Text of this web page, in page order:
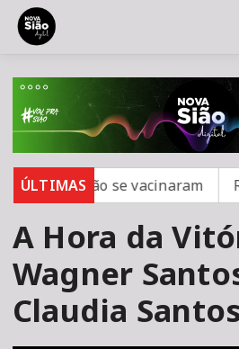
ÚLTIMAS
16 não se vacinaram
A Hora da
Wagner
Claudia